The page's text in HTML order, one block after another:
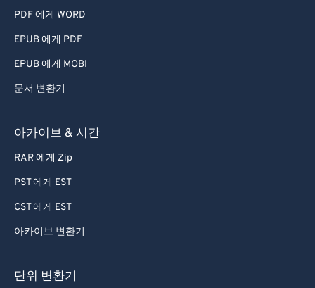
PDF 에게 WORD
EPUB 에게 PDF
EPUB 에게 MOBI
문서 변환기
아카이브 & 시간
RAR 에게 Zip
PST 에게 EST
CST 에게 EST
아카이브 변환기
단위 변환기